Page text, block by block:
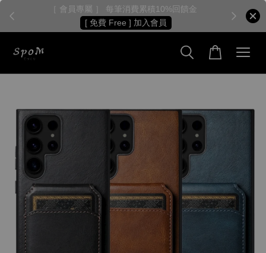
［ 會員專屬 ］ 每筆消費累積10%回饋金
[ 免費 Free ] 加入會員